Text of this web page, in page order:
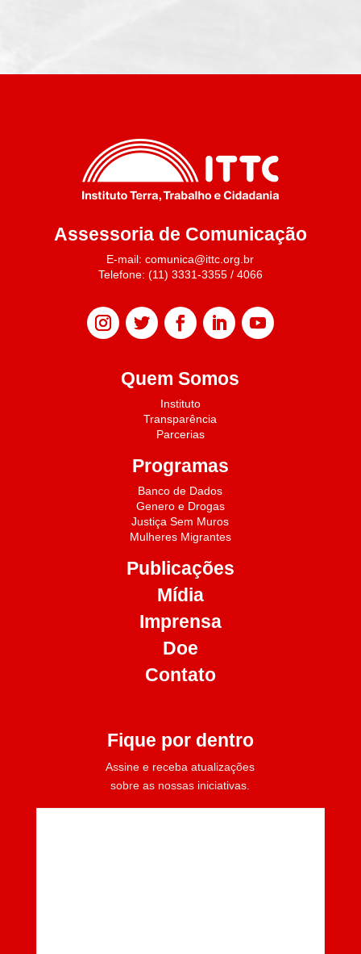
Assessoria de Comunicação
E-mail: comunica@ittc.org.br
Telefone: (11) 3331-3355 / 4066
Quem Somos
Instituto
Transparência
Parcerias
Programas
Banco de Dados
Genero e Drogas
Justiça Sem Muros
Mulheres Migrantes
Publicações
Mídia
Imprensa
Doe
Contato
Fique por dentro
Assine e receba atualizações
sobre as nossas iniciativas.